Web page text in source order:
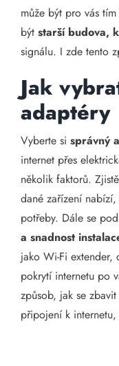
může být pro vás
být starší budova,
signálu. I zde tento
Jak
adaptéry
Vyberte si správný
internet přes
několik faktorů.
dané zařízení
potřeby. Dále se
a snadnost
jako Wi-Fi extender,
pokrytí internetu po
způsob, jak se
připojení k